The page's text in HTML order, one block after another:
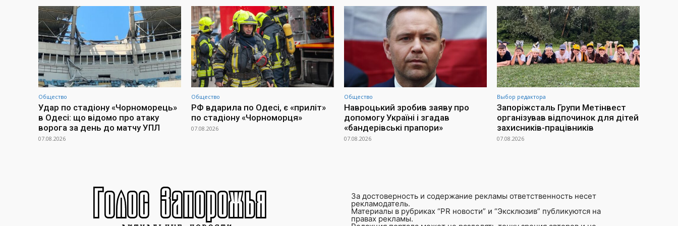
Общество
Удар по стадіону «Чорноморець»
в Одесі: що відомо про атаку
ворога за день до матчу УПЛ
07.08.2026
Общество
РФ вдарила по Одесі, є «приліт»
по стадіону «Чорноморця»
07.08.2026
Общество
Навроцький зробив заяву про
допомогу Україні і згадав
«бандерівські прапори»
07.08.2026
Выбор редактора
Запоріжсталь Групи Метінвест
організував відпочинок для дітей
захисників-працівників
07.08.2026
За достоверность и содержание рекламы ответственность несет
рекламодатель.
Материалы в рубриках “PR новости” и “Эксклюзив” публикуются на
правах рекламы.